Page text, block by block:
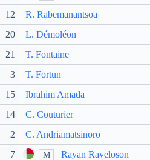
12
R. Rabemanantsoa
20
L. Démoléon
21
T. Fontaine
3
T. Fortun
15 Ibrahim Amada
14
C. Couturier
2
C. Andriamatsinoro
7 M
Rayan Raveloson